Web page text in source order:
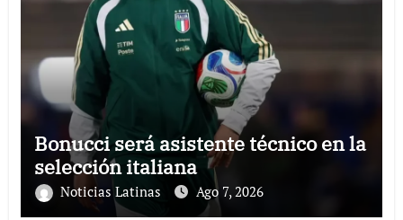
Bonucci será asistente técnico en la
selección italiana
Noticias Latinas Ago 7, 2026